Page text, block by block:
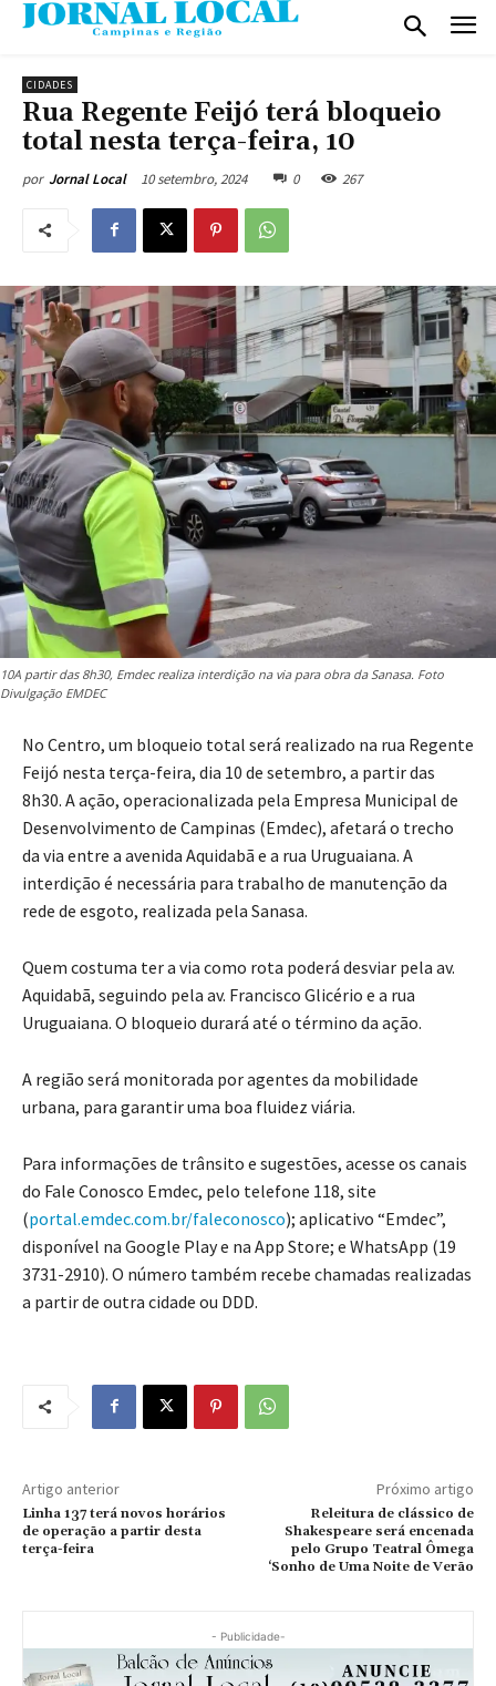
CIDADES
Rua Regente Feijó terá bloqueio
total nesta terça-feira, 10
por Jornal Local 10 setembro, 2024 0 267
10A partir das 8h30, Emdec realiza interdição na via para obra da Sanasa. Foto
Divulgação EMDEC
No Centro, um bloqueio total será realizado na rua Regente
Feijó nesta terça-feira, dia 10 de setembro, a partir das
8h30. A ação, operacionalizada pela Empresa Municipal de
Desenvolvimento de Campinas (Emdec), afetará o trecho
da via entre a avenida Aquidabã e a rua Uruguaiana. A
interdição é necessária para trabalho de manutenção da
rede de esgoto, realizada pela Sanasa.
Quem costuma ter a via como rota poderá desviar pela av.
Aquidabã, seguindo pela av. Francisco Glicério e a rua
Uruguaiana. O bloqueio durará até o término da ação.
A região será monitorada por agentes da mobilidade
urbana, para garantir uma boa fluidez viária.
Para informações de trânsito e sugestões, acesse os canais
do Fale Conosco Emdec, pelo telefone 118, site
(portal.emdec.com.br/faleconosco); aplicativo “Emdec”,
disponível na Google Play e na App Store; e WhatsApp (19
3731-2910). O número também recebe chamadas realizadas
a partir de outra cidade ou DDD.
Artigo anterior
Linha 137 terá novos horários
de operação a partir desta
terça-feira
Próximo artigo
Releitura de clássico de
Shakespeare será encenada
pelo Grupo Teatral Ômega
‘Sonho de Uma Noite de Verão
- Publicidade-